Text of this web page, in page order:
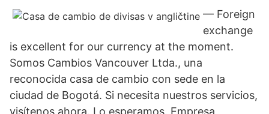
— Foreign
exchange
is excellent for our currency at the moment.
Somos Cambios Vancouver Ltda., una
reconocida casa de cambio con sede en la
ciudad de Bogotá. Si necesita nuestros servicios,
visítenos ahora. Lo esperamos. Empresa